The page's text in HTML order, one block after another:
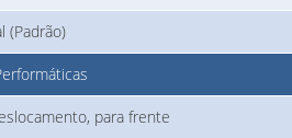
(Padrão)
para frente